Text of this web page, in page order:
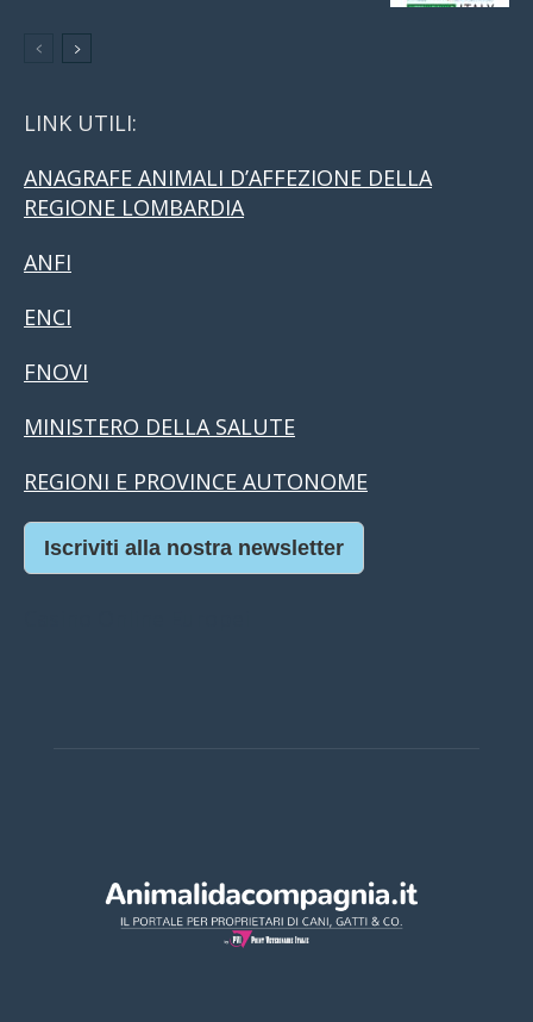
LINK UTILI:
ANAGRAFE ANIMALI D’AFFEZIONE DELLA
REGIONE LOMBARDIA
ANFI
ENCI
FNOVI
MINISTERO DELLA SALUTE
REGIONI E PROVINCE AUTONOME
Iscriviti alla nostra newsletter